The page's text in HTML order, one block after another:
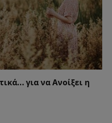
για να Ανοίξει η